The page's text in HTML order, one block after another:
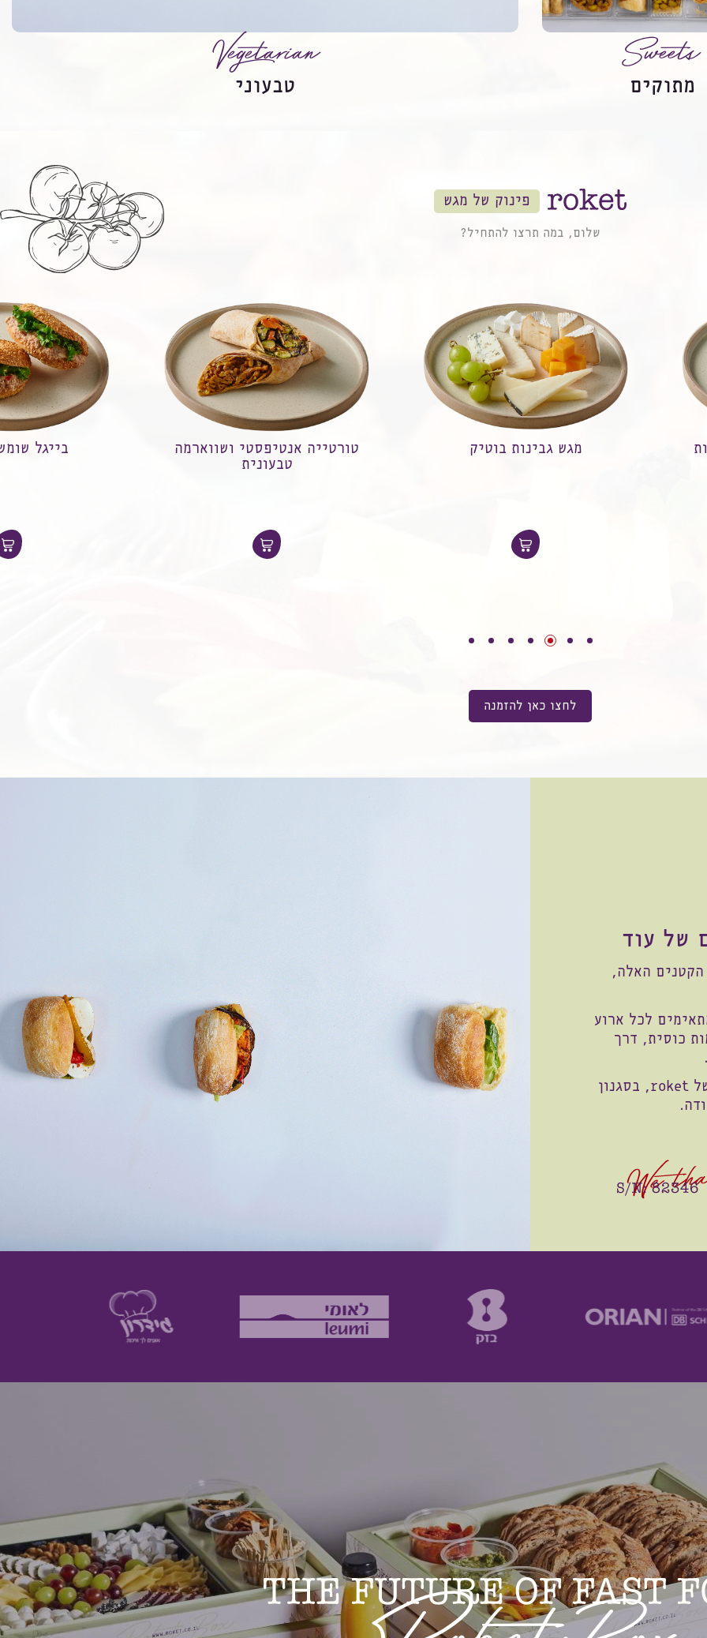
Sweets
מתוקים
Vegetarian
טבעוני
פינוק של מגש
שלום, במה תרצו להתחיל?
טורטייה אנטיפסטי ושווארמה
בייגל שומשום טונה מגש גרבלקס
לחצו כאן להזמנה
של עוד
הקטנים האלה,
לכל ארוע
כוסית, דרך
בנוסף, אנו מתמחים בהקמת מסעדות קונספט של roket, בסגנון